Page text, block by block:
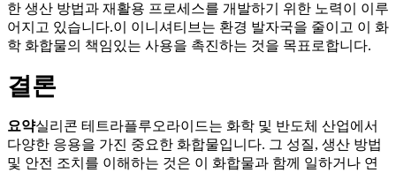
한 생산 방법과 재활용 프로세스를 개발하기 위한 노력이 이루
어지고 있습니다.이 이니셔티브는 환경 발자국을 줄이고 이 화
학 화합물의 책임있는 사용을 촉진하는 것을 목표로합니다.
결론
요약실리콘 테트라플루오라이드는 화학 및 반도체 산업에서
다양한 응용을 가진 중요한 화합물입니다. 그 성질, 생산 방법
및 안전 조치를 이해하는 것은 이 화합물과 함께 일하거나 연